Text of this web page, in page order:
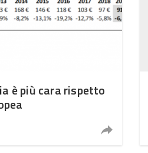
è più cara rispetto